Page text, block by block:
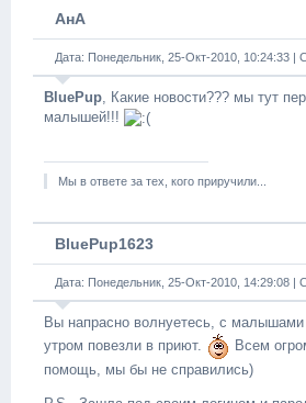
АнА
Дата: Понедельник, 25-Окт-2010, 10:24:33 |
BluePup, Какие новости??? мы тут
малышей!!!
Мы в ответе за тех, кого приручили...
BluePup1623
Дата: Понедельник, 25-Окт-2010, 14:29:08 |
Вы напрасно волнуетесь, с малышами
утром повезли в приют.
Всем
помощь, мы бы не справились)